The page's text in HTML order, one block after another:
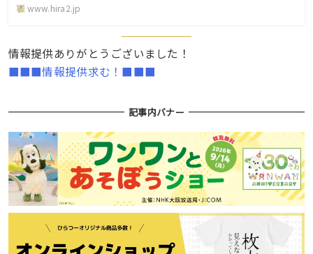
www.hira2.jp
情報提供ありがとうございました！
■■■情報提供求む！■■■
記事内バナー